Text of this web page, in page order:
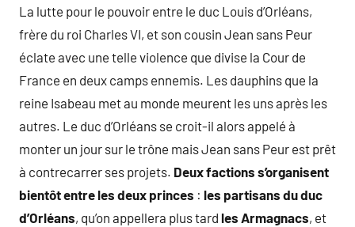
La lutte pour le pouvoir entre le duc Louis d’Orléans,
frère du roi Charles VI, et son cousin Jean sans Peur
éclate avec une telle violence que divise la Cour de
France en deux camps ennemis. Les dauphins que la
reine Isabeau met au monde meurent les uns après les
autres. Le duc d’Orléans se croit-il alors appelé à
monter un jour sur le trône mais Jean sans Peur est prêt
à contrecarrer ses projets. Deux factions s’organisent
bientôt entre les deux princes : les partisans du duc
d’Orléans, qu’on appellera plus tard les Armagnacs, et